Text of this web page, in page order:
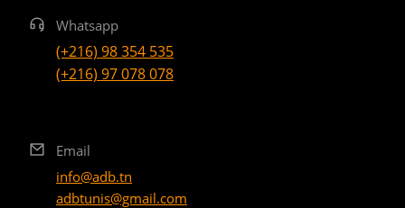
Whatsapp
(+216) 98 354 535
(+216) 97 078 078
Email
info@adb.tn
adbtunis@gmail.com